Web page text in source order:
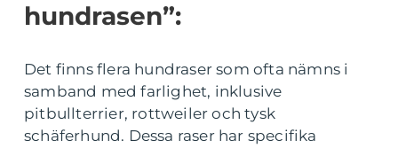
hundrasen”:
Det finns flera hundraser som ofta nämns i
samband med farlighet, inklusive
pitbullterrier, rottweiler och tysk
schäferhund. Dessa raser har specifika